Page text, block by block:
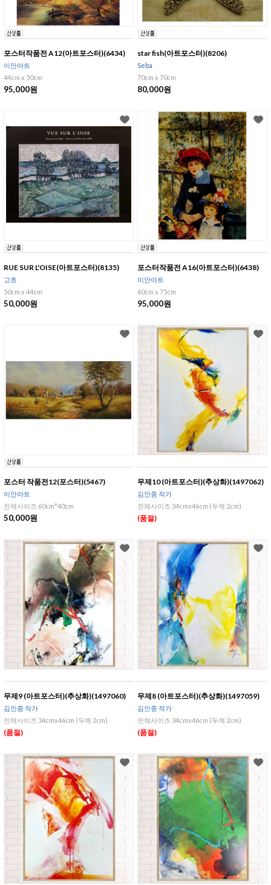
포스터작품전 A12(아트포스터)(6434)
이안아트
44cm x 50cm
95,000원
star fish(아트포스터)(8206)
Seba
70cm x 70cm
80,000원
RUE SUR L'OISE(아트포스터)(8135)
고흐
50cm x 44cm
50,000원
포스터작품전 A16(아트포스터)(6438)
이안아트
60cm x 75cm
95,000원
포스터 작품전12(포스터)(5467)
이안아트
전체사이즈 60cm*40cm
50,000원
무제10 (아트포스터)(추상화)(1497062)
김인중 작가
전체사이즈 34cmx46cm (두께 2cm)
(품절)
무제9 (아트포스터)(추상화)(1497060)
김인중 작가
전체사이즈 34cmx46cm (두께 2cm)
(품절)
무제8 (아트포스터)(추상화)(1497059)
김인중 작가
전체사이즈 34cmx46cm (두께 2cm)
(품절)